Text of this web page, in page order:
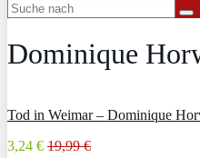
Dominique
Tod in Weimar – Dominique
3,24 € 19,99 €